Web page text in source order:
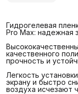
Гидрогелевая
Pro Max: надежная
качественного
прочность и
Легкость
экрану и быстро
воздуха исчезают